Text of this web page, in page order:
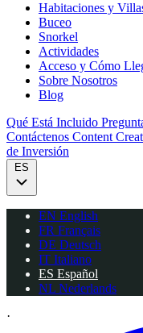
Habitaciones y
Buceo
Snorkel
Actividades
Acceso y Cómo
Sobre Nosotros
Blog
Qué Está Incluido
Contáctenos Content
de Inversión
ES
EN English
FR Français
DE Deutsch
IT Italiano
ES Español
NL Nederlands
·